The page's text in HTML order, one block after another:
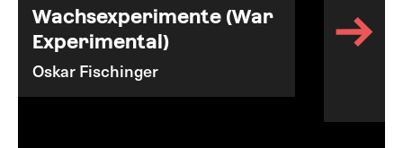
Wachsexperimente (War
Experimental)
Oskar Fischinger